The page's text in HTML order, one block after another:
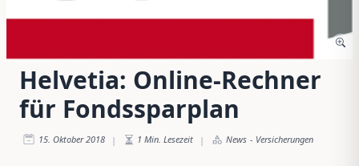
Helvetia: Online-Rechner
für Fondssparplan
15. Oktober 2018 | 1 Min. Lesezeit | News - Versicherungen